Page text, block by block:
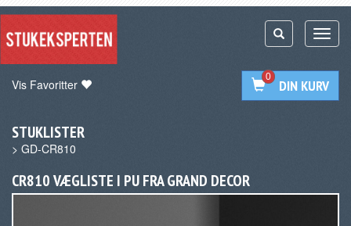
Vis Favoritter
0
DIN KURV
STUKLISTER
> GD-CR810
CR810 VÆGLISTE I PU FRA GRAND DECOR